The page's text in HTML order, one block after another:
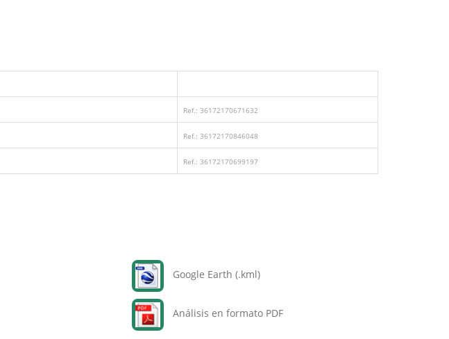
Ref.: 36172170671632
Ref.: 36172170846048
Ref.: 36172170699197
Google Earth (.kml)
Análisis en formato PDF